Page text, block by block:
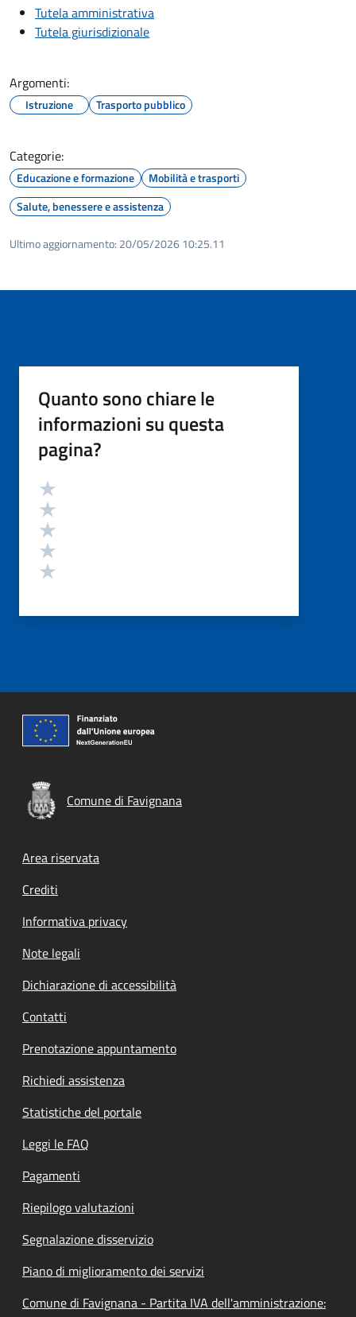
Tutela amministrativa
Tutela giurisdizionale
Argomenti:
Istruzione Trasporto pubblico
Categorie:
Educazione e formazione
Mobilità e trasporti
Salute, benessere e assistenza
Ultimo aggiornamento: 20/05/2026 10:25.11
Quanto sono chiare le
informazioni su questa
pagina?
Valutazione
Comune di Favignana
Footer menu
Area riservata
Crediti
Informativa privacy
Note legali
Dichiarazione di accessibilità
Contatti
Prenotazione appuntamento
Richiedi assistenza
Statistiche del portale
Leggi le FAQ
Pagamenti
Riepilogo valutazioni
Segnalazione disservizio
Piano di miglioramento dei servizi
Comune di Favignana - Partita IVA dell'amministrazione: